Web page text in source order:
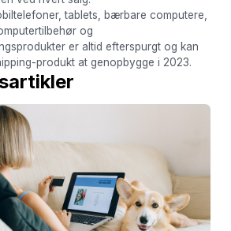
tablets, bærbare computere,
og
er altid efterspurgt og kan
produkt at genopbygge i 2023.